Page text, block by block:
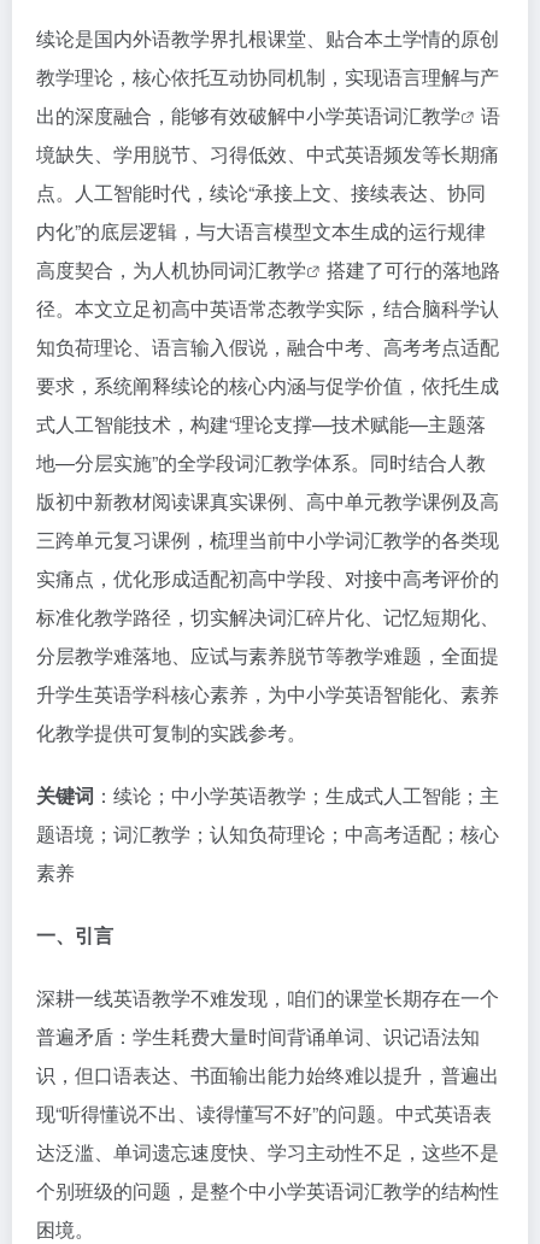
续论是国内外语教学界扎根课堂、贴合本土学情的原创
教学理论，核心依托互动协同机制，实现语言理解与产
出的深度融合，能够有效破解中小学英语词汇教学
语
境缺失、学用脱节、习得低效、中式英语频发等长期痛
点。人工智能时代，续论“承接上文、接续表达、协同
内化”的底层逻辑，与大语言模型文本生成的运行规律
高度契合，为人机协同词汇教学
搭建了可行的落地路
径。本文立足初高中英语常态教学实际，结合脑科学认
知负荷理论、语言输入假说，融合中考、高考考点适配
要求，系统阐释续论的核心内涵与促学价值，依托生成
式人工智能技术，构建“理论支撑—技术赋能—主题落
地—分层实施”的全学段词汇教学体系。同时结合人教
版初中新教材阅读课真实课例、高中单元教学课例及高
三跨单元复习课例，梳理当前中小学词汇教学的各类现
实痛点，优化形成适配初高中学段、对接中高考评价的
标准化教学路径，切实解决词汇碎片化、记忆短期化、
分层教学难落地、应试与素养脱节等教学难题，全面提
升学生英语学科核心素养，为中小学英语智能化、素养
化教学提供可复制的实践参考。
关键词 ：续论；中小学英语教学；生成式人工智能；主
题语境；词汇教学；认知负荷理论；中高考适配；核心
素养
一、引言
深耕一线英语教学不难发现，咱们的课堂长期存在一个
普遍矛盾：学生耗费大量时间背诵单词、识记语法知
识，但口语表达、书面输出能力始终难以提升，普遍出
现“听得懂说不出、读得懂写不好”的问题。中式英语表
达泛滥、单词遗忘速度快、学习主动性不足，这些不是
个别班级的问题，是整个中小学英语词汇教学的结构性
困境。